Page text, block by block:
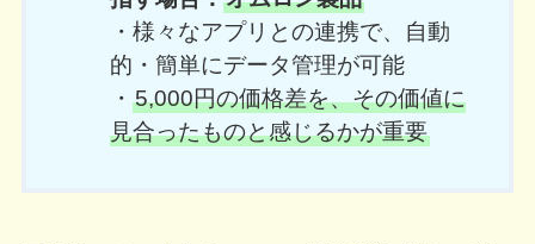
・様々なアプリとの連携で、自動
的・簡単にデータ管理が可能
・5,000円の価格差を、その価値に
見合ったものと感じるかが重要